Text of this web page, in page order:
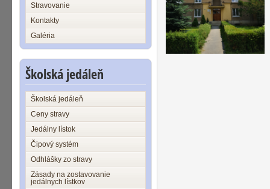
Stravovanie
Kontakty
Galéria
Školská jedáleň
Školská jedáleň
Ceny stravy
Jedálny lístok
Čipový systém
Odhlášky zo stravy
Zásady na zostavovanie
jedálnych lístkov